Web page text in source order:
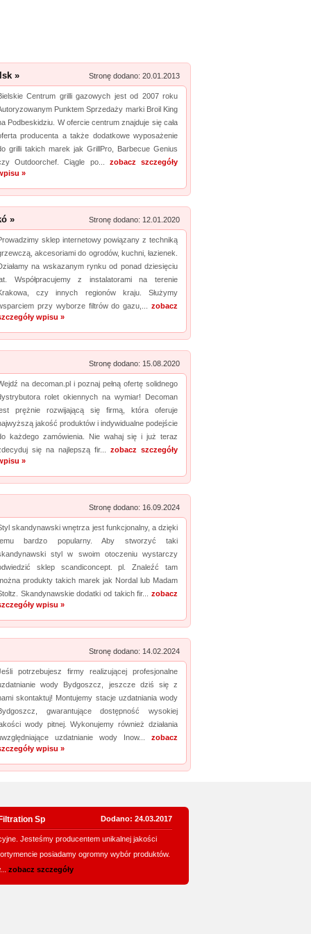
Data dodania: 29.06.2026
Zobacz szczegóły wpisu »
Promuj stronę w okienku!
strony w katalogu!
Promuj stronę w okienku!
strony w katalogu!
Data dodania: 16.07.2026
Zobacz szczegóły wpisu »
Promuj stronę w okienku!
strony w katalogu!
Data dodania: 22.07.2026
Zobacz szczegóły wpisu »
Promuj stronę w okienku!
» Stronę dodano: 20.01.2013
Centrum grilli gazowych jest od 2007 roku
Punktem Sprzedaży marki Broil King
Podbeskidziu. W ofercie centrum znajduje się cała
producenta a także dodatkowe wyposażenie
grilli takich marek jak GrillPro, Barbecue Genius
Outdoorchef. Ciągle po... zobacz szczegóły
»
» Stronę dodano: 12.01.2020
sklep internetowy powiązany z techniką
akcesoriami do ogrodów, kuchni, łazienek.
na wskazanym rynku od ponad dziesięciu
Współpracujemy z instalatorami na terenie
czy innych regionów kraju. Służymy
przy wyborze filtrów do gazu,... zobacz
wpisu »
Stronę dodano: 15.08.2020
na decoman.pl i poznaj pełną ofertę solidnego
rolet okiennych na wymiar! Decoman
prężnie rozwijającą się firmą, która oferuje
jakość produktów i indywidualne podejście
każdego zamówienia. Nie wahaj się i już teraz
się na najlepszą fir... zobacz szczegóły
»
Stronę dodano: 16.09.2024
skandynawski wnętrza jest funkcjonalny, a dzięki
bardzo popularny. Aby stworzyć taki
styl w swoim otoczeniu wystarczy
sklep scandiconcept. pl. Znaleźć tam
produkty takich marek jak Nordal lub Madam
Skandynawskie dodatki od takich fir... zobacz
wpisu »
Stronę dodano: 14.02.2024
potrzebujesz firmy realizującej profesjonalne
wody Bydgoszcz, jeszcze dziś się z
skontaktuj! Montujemy stacje uzdatniania wody
gwarantujące dostępność wysokiej
wody pitnej. Wykonujemy również działania
uzdatnianie wody Inow... zobacz
wpisu »
Sp Dodano: 24.03.2017
Jesteśmy producentem unikalnej jakości
posiadamy ogromny wybór produktów.
zobacz szczegóły